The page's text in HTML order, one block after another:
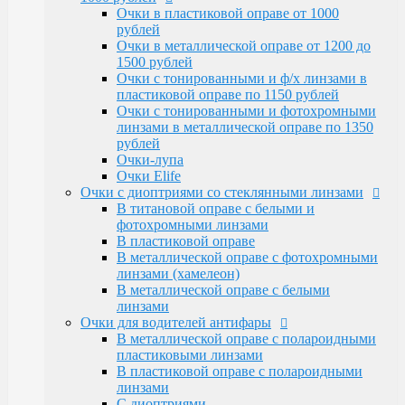
Очки Elife
Очки с диоптриями со стеклянными линзами
В титановой оправе с белыми и
фотохромными линзами
В пластиковой оправе
В металлической оправе с фотохромными
линзами (хамелеон)
В металлической оправе с белыми линзами
Очки для водителей антифары
В металлической оправе с полароидными
пластиковыми линзами
В пластиковой оправе с полароидными
линзами
С диоптриями
Очки для компьютера
В пластиковой оправе с полимерными
линзами
В металлической оправе
Тренажерные очки
В пластиковой оправе
В металлической оправе
Очки глаукомные
Очки Эксклюзивные Ricardi от 15000
Бренд оправы
Очки в пластиковой оправе от 1000
рублей
Очки в металлической оправе от 1200 до
1500 рублей
Очки с тонированными и ф/х линзами в
пластиковой оправе по 1150 рублей
Очки с тонированными и фотохромными
линзами в металлической оправе по 1350
рублей
Очки-лупа
Очки Elife
Очки с диоптриями со стеклянными линзами
В титановой оправе с белыми и
фотохромными линзами
В пластиковой оправе
В металлической оправе с фотохромными
линзами (хамелеон)
В металлической оправе с белыми
линзами
Очки для водителей антифары
В металлической оправе с полароидными
пластиковыми линзами
В пластиковой оправе с полароидными
линзами